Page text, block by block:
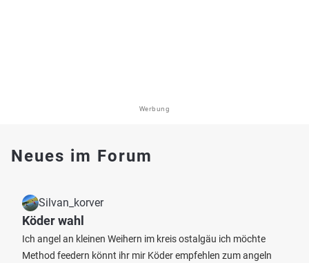
Werbung
Neues im Forum
Silvan_korver
Köder wahl
Ich angel an kleinen Weihern im kreis ostalgäu ich möchte
Method feedern könnt ihr mir Köder empfehlen zum angeln